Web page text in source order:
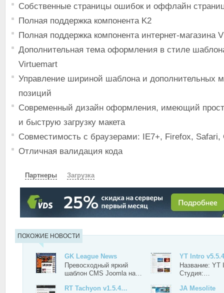
Собственные страницы ошибок и оффлайн
Полная поддержка компонента K2
Полная поддержка компонента интернет-магазина
Дополнительная тема оформления в стиле
Virtuemart
Управление шириной шаблона и дополнительных
позиций
Современный дизайн оформления, имеющий
и быструю загрузку макета
Совместимость с браузерами: IE7+, Firefox, Safari,
Отличная валидация кода
Партнеры Загрузка
СКАЧАТЬ ЗЕРКАЛО
ПОХОЖИЕ НОВОСТИ
GK League News
Превосходный яркий
шаблон CMS Joomla на…
YT Intro v5.5.4
Название: YT
Студия:…
RT Tachyon v1.5.4…
JA Mesolite